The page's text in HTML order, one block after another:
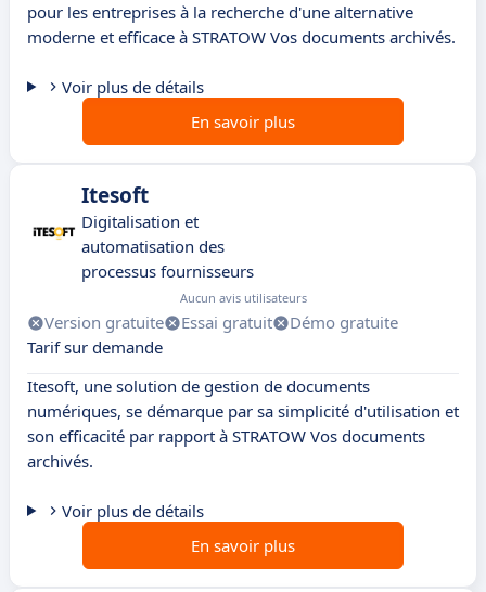
pour les entreprises à la recherche d'une alternative
moderne et efficace à STRATOW Vos documents archivés.
Voir plus de détails
En savoir plus
Itesoft
Digitalisation et
automatisation des
processus fournisseurs
Aucun avis utilisateurs
Version gratuite Essai gratuit
Démo gratuite
Tarif sur demande
Itesoft, une solution de gestion de documents
numériques, se démarque par sa simplicité d'utilisation et
son efficacité par rapport à STRATOW Vos documents
archivés.
Voir plus de détails
En savoir plus